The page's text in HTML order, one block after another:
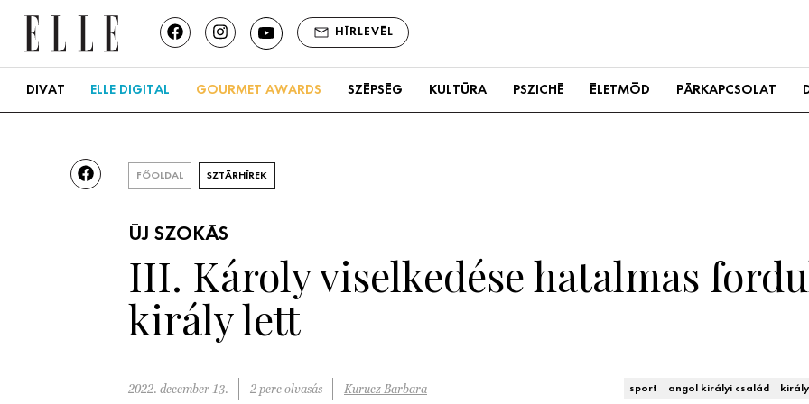
HÍRLEVÉL
DIVAT ELLE DIGITAL GOURMET AWARDS SZÉPSÉG KULTÚRA PSZICHÉ ÉLETMÓD PÁRKAPCSOLAT
FŐOLDAL SZTÁRHÍREK
ÚJ SZOKÁS
III. Károly viselkedése hatalmas
király lett
2022. december 13. 2 perc olvasás Kurucz Barbara sport angol királyi család